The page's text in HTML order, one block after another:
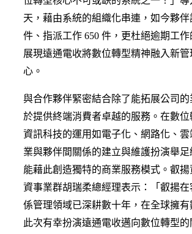
天，藉由系統的組織化串連，如今夥伴
件、指派工作 650 件，更杜絕逾期工
展現遠通電收將數位轉型精神融入新
心。
與合作夥伴緊密結合除了能拓展公司
於提供終端消費者卓越的服務。在數位
資訊科技的運用如電子化、網路化、
業與夥伴間關係的建立與維護扮演舉足
能藉此創造獨特的商業服務模式。叡揚
資事業群胡瑞柔總經理表示：「叡揚在
係管理領域已深耕數十年，在全球擁有
此次有幸扮演遠通電收邁向數位轉型